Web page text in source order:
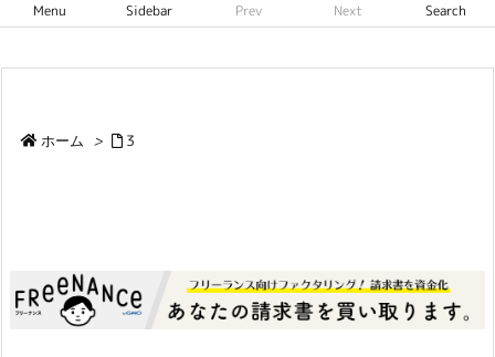
Menu Sidebar Prev Next Search
ホーム > 3